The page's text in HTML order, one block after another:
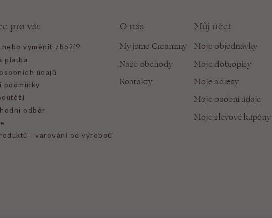
pro vás
vyměnit zboží?
platba
údajů
podmínky
odběr
- varování od výrobců
O nás
My jsme Creammy
Naše obchody
Kontakty
Můj účet
Moje objednávky
Moje dobropisy
Moje adresy
Moje osobní údaje
Moje slevové kupóny